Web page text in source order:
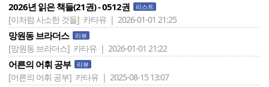
2026년 읽은 책들(21권) - 0512권 리스트
[이처럼 사소한 것들] 카타유 | 2026-01-01 21:25
망원동 브라더스 리뷰
[망원동 브라더스] 카타유 | 2026-01-01 21:22
어른의 어휘 공부 리뷰
[어른의 어휘 공부] 카타유 | 2025-08-15 13:07